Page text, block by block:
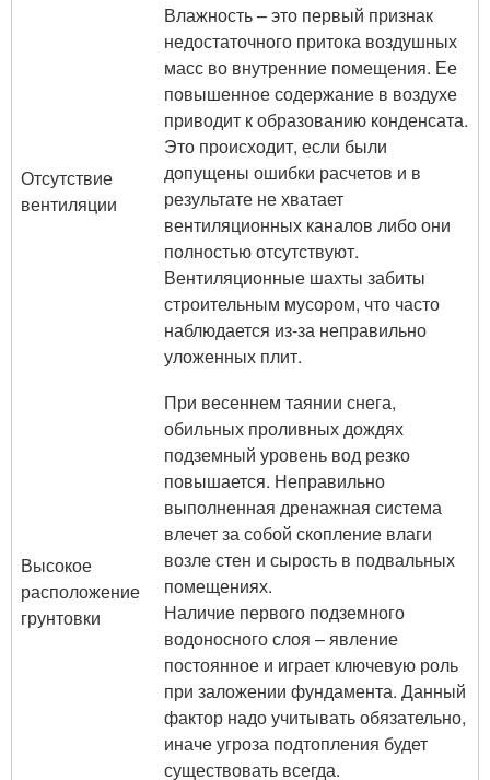
Отсутствие
вентиляции
Влажность – это первый признак
недостаточного притока воздушных
масс во внутренние помещения. Ее
повышенное содержание в воздухе
приводит к образованию конденсата.
Это происходит, если были
допущены ошибки расчетов и в
результате не хватает
вентиляционных каналов либо они
полностью отсутствуют.
Вентиляционные шахты забиты
строительным мусором, что часто
наблюдается из-за неправильно
уложенных плит.
Высокое
расположение
грунтовки
При весеннем таянии снега,
обильных проливных дождях
подземный уровень вод резко
повышается. Неправильно
выполненная дренажная система
влечет за собой скопление влаги
возле стен и сырость в подвальных
помещениях.
Наличие первого подземного
водоносного слоя – явление
постоянное и играет ключевую роль
при заложении фундамента. Данный
фактор надо учитывать обязательно,
иначе угроза подтопления будет
существовать всегда.